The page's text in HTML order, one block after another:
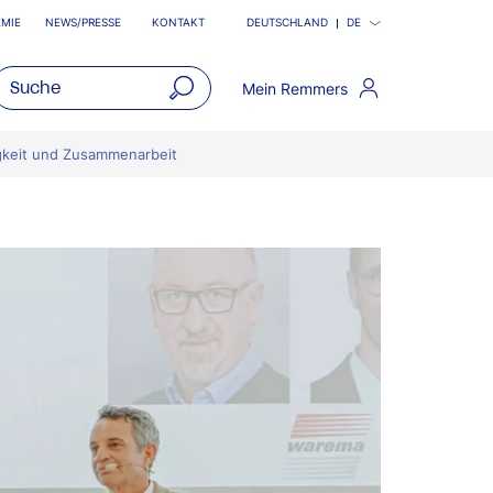
NEWS/PRESSE KONTAKT DEUTSCHLAND DE
Mein Remmers
und Zusammenarbeit